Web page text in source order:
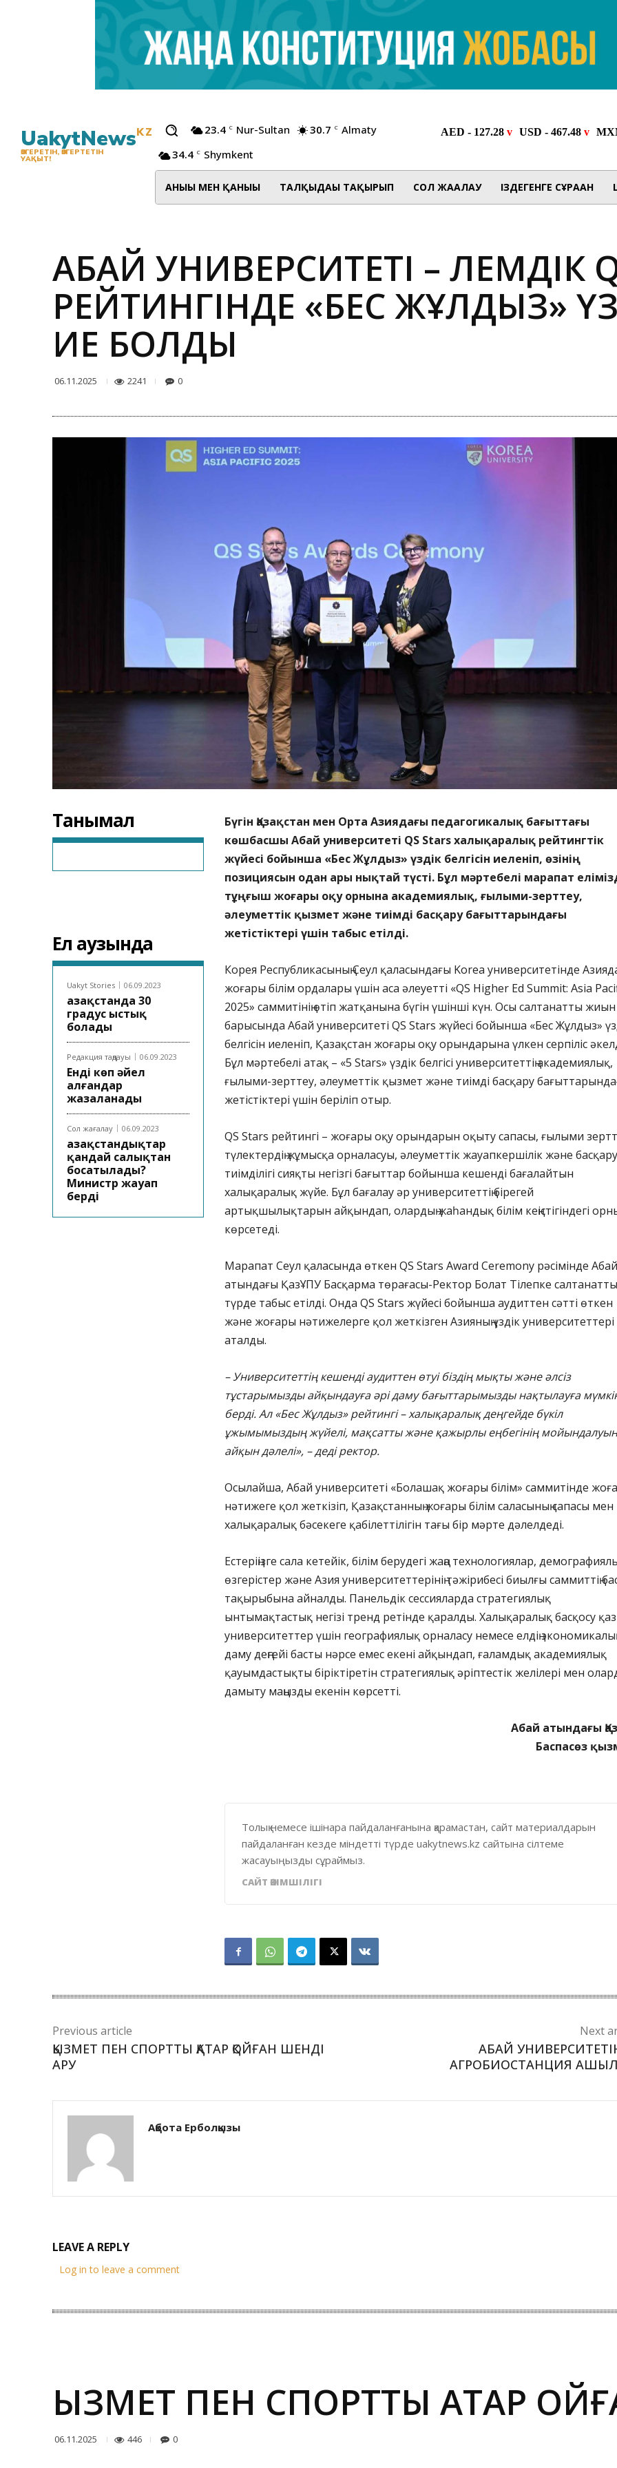
UakytNewsKZ
ӨЗГЕРЕТІН, ӨЗГЕРТЕТІН
УАҚЫТ!
23.4 C Nur-Sultan 30.7 C Almaty
34.4 C Shymkent
АНЫҒЫ МЕН ҚАНЫҒЫ ТАЛҚЫДАҒЫ ТАҚЫРЫП СОЛ ЖАҒАЛАУ ІЗДЕГЕНГЕ СҰРАҒАН
АБАЙ УНИВЕРСИТЕТІ – ӘЛЕМДІК
РЕЙТИНГІНДЕ «БЕС ЖҰЛДЫЗ»
ИЕ БОЛДЫ
06.11.2025 2241 0
Танымал
Ел аузында
Uakyt Stories 06.09.2023
Қазақстанда 30
градус ыстық
болады
Редакция таңдауы 06.09.2023
Енді көп әйел
алғандар
жазаланады
Сол жағалау 06.09.2023
Қазақстандықтар
қандай салықтан
босатылады?
Министр жауап
берді
Бүгін Қазақстан мен Орта Азиядағы педагогикалық бағыттағы
көшбасшы Абай университеті QS Stars халықаралық рейтингтік
жүйесі бойынша «БесЖұлдыз» үздік белгісін иеленіп, өзінің
позициясын одан ары нықтай түсті. Бұл мәртебелі марапат
тұңғыш жоғары оқу орнына академиялық, ғылыми-зерттеу,
әлеуметтік қызмет және тиімді басқару бағыттарындағы
жетістіктері үшін табыс етілді.
Корея Республикасының Сеул қаласындағы Korea университетінде
жоғары білім ордалары үшін аса әлеуетті «QS Higher Ed Summit: Asia
2025» саммитінің өтіп жатқанына бүгін үшінші күн. Осы салтанатты жиын
барысында Абай университеті QS Stars жүйесі бойынша «Бес Жұлдыз»
белгісін иеленіп, Қазақстан жоғары оқу орындарына үлкен серпіліс
Бұл мәртебелі атақ – «5 Stars» үздік белгісі университеттің академиялық,
ғылыми-зерттеу, әлеуметтік қызмет және тиімді басқару
жетістіктері үшін беріліп отыр.
QS Stars рейтингі – жоғары оқу орындарын оқыту сапасы, ғылыми
түлектердің жұмысқа орналасуы, әлеуметтік жауапкершілік және басқару
тиімділігі сияқты негізгі бағыттар бойынша кешенді бағалайтын
халықаралық жүйе. Бұл бағалау әр университеттің бірегей
артықшылықтарын айқындап, олардың жаһандық білім кеңістігіндегі
көрсетеді.
Марапат Сеул қаласында өткен QS Stars Award Ceremony рәсімінде Абай
атындағы ҚазҰПУ Басқарма төрағасы-Ректор Болат Тілепке салтанатты
түрде табыс етілді. Онда QS Stars жүйесі бойынша аудиттен сәтті өткен
және жоғары нәтижелерге қол жеткізген Азияның үздік университеттері
аталды.
–Университеттің кешенді аудиттен өтуі біздіңмықтыжәне әлсіз
тұстарымызды айқындауға әрі даму бағыттарымызды нақтылауға
берді. Ал «БесЖұлдыз» рейтингі – халықаралық деңгейде бүкіл
ұжымымыздың жүйелі, мақсатты және қажырлы еңбегінің
айқын дәлелі», – деді ректор.
Осылайша, Абай университеті «Болашақ жоғары білім» саммитінде
нәтижеге қол жеткізіп, Қазақстанның жоғары білім саласының сапасы мен
халықаралық бәсекеге қабілеттілігін тағы бір мәрте дәлелдеді.
Естеріңізге сала кетейік, білім берудегі жаңа технологиялар,
өзгерістер және Азия университеттерінің тәжірибесі биылғы саммиттің
тақырыбына айналды. Панельдік сессияларда стратегиялық
ынтымақтастық негізі тренд ретінде қаралды. Халықаралық басқосу
университеттер үшін географиялық орналасу немесе елдің
даму деңгейі басты нәрсе емес екені айқындап, ғаламдық академиялық
қауымдастықты біріктіретін стратегиялық әріптестік желілері мен
дамыту маңызды екенін көрсетті.
Абай атындағы
Баспасөз
Толық немесе ішінара пайдаланғанына қарамастан, сайт материалдарын
пайдаланған кезде міндетті түрде uakytnews.kz сайтына сілтеме
жасауыңызды сұраймыз.
САЙТ ӘКІМШІЛІГІ
Previous article
ҚЫЗМЕТ ПЕН СПОРТТЫ ҚАТАР ҚОЙҒАН ШЕНДІ
АРУ
Next
АБАЙ
АГРОБИОСТАНЦИЯ
Ақбота Ерболқызы
LEAVE A REPLY
Log in to leave a comment